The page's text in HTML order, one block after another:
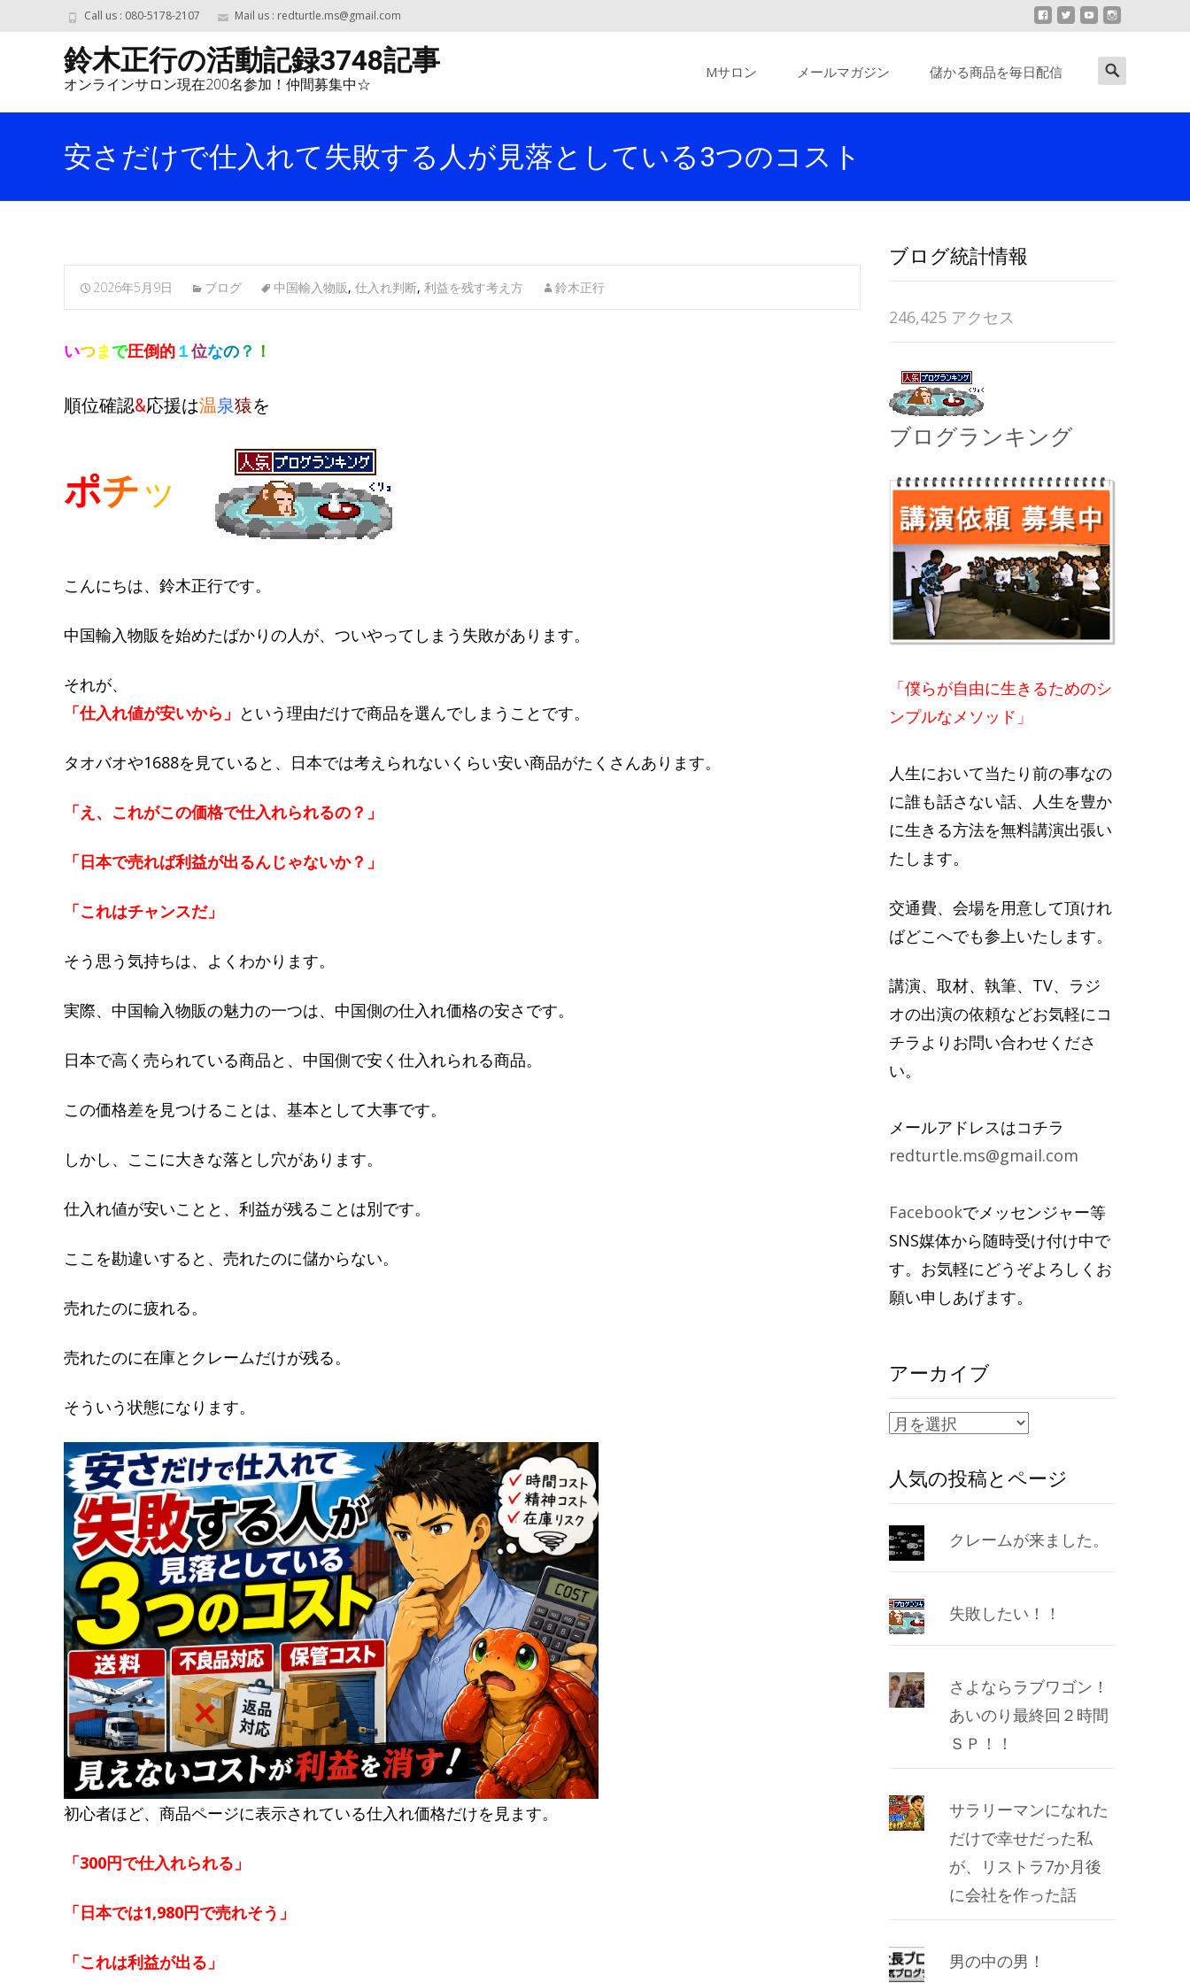
Call us : 080-5178-2107 Mail us : redturtle.ms@gmail.com
鈴木正行の活動記録3748記事
オンラインサロン現在200名参加！仲間募集中☆
Mサロン メールマガジン 儲かる商品を毎日配信
Search
安さだけで仕入れて失敗する人が見落としている3つのコスト
2026年5月9日 ブログ 中国輸入物販, 仕入れ判断, 利益を残す考え方 鈴木正行
いつまで圧倒的１位なの ？ ！
順位確認&応援は温泉猿を
ポチッ
こんにちは、鈴木正行です。
中国輸入物販を始めたばかりの人が、ついやってしまう失敗があります。
それが、
「仕入れ値が安いから」 という理由だけで商品を選んでしまうことです。
タオバオや1688を見ていると、日本では考えられないくらい安い商品がたくさんあります。
「え、これがこの価格で仕入れられるの？」
「日本で売れば利益が出るんじゃないか？」
「これはチャンスだ」
そう思う気持ちは、よくわかります。
実際、中国輸入物販の魅力の一つは、中国側の仕入れ価格の安さです。
日本で高く売られている商品と、中国側で安く仕入れられる商品。
この価格差を見つけることは、基本として大事です。
しかし、ここに大きな落とし穴があります。
仕入れ値が安いことと、利益が残ることは別です。
ここを勘違いすると、売れたのに儲からない。
売れたのに疲れる。
売れたのに在庫とクレームだけが残る。
そういう状態になります。
初心者ほど、商品ページに表示されている仕入れ価格だけを見ます。
「300円で仕入れられる」
「日本では1,980円で売れそう」
「これは利益が出る」
ブログ統計情報
246,425 アクセス
ブログランキング
「僕らが自由に生きるためのシ
ンプルなメソッド」
人生において当たり前の事なの
に誰も話さない話、人生を豊か
に生きる方法を無料講演出張い
たします。
交通費、会場を用意して頂けれ
ばどこへでも参上いたします。
講演、取材、執筆、TV、ラジ
オの出演の依頼などお気軽にコ
チラよりお問い合わせくださ
い。
メールアドレスはコチラ
redturtle.ms@gmail.com
Facebookでメッセンジャー等
SNS媒体から随時受け付け中で
す。お気軽にどうぞよろしくお
願い申しあげます。
アーカイブ
ア
カ
イ
ブ
人気の投稿とページ
クレームが来ました。
失敗したい！！
さよならラブワゴン！
あいのり最終回２時間
ＳＰ！！
サラリーマンになれた
だけで幸せだった私
が、リストラ7か月後
に会社を作った話
男の中の男！